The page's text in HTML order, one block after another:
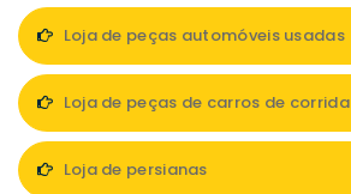
Loja de peças automóveis usadas
Loja de peças de carros de corrida
Loja de persianas